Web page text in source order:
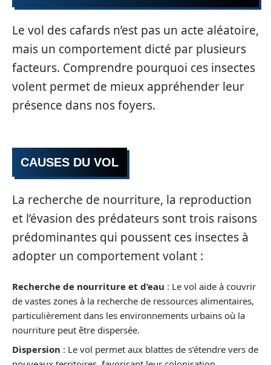
Le vol des cafards n’est pas un acte aléatoire,
mais un comportement dicté par plusieurs
facteurs. Comprendre pourquoi ces insectes
volent permet de mieux appréhender leur
présence dans nos foyers.
CAUSES DU VOL
La recherche de nourriture, la reproduction
et l’évasion des prédateurs sont trois raisons
prédominantes qui poussent ces insectes à
adopter un comportement volant :
Recherche de nourriture et d’eau : Le vol aide à couvrir
de vastes zones à la recherche de ressources alimentaires,
particulièrement dans les environnements urbains où la
nourriture peut être dispersée.
Dispersion : Le vol permet aux blattes de s’étendre vers de